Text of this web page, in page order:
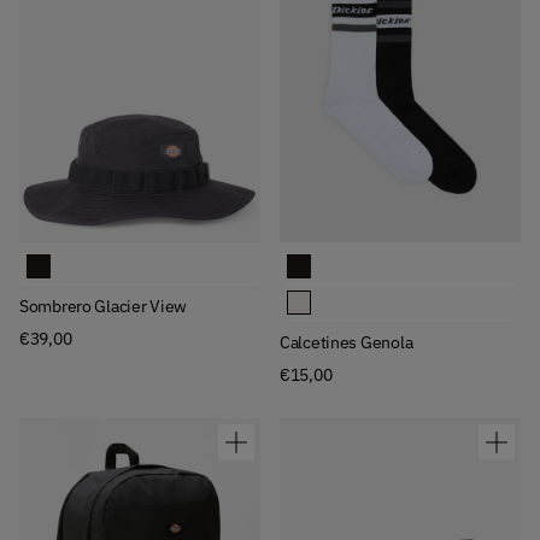
Available Colors
Sombrero Glacier View
€39,00
Available Colors
Calcetines Genola
€15,00